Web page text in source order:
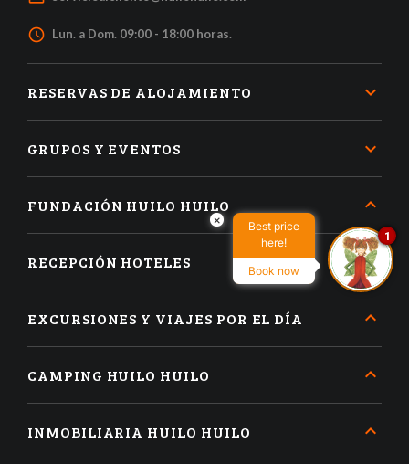
access_time Lun. a Dom. 09:00 - 18:00 horas.
RESERVAS DE ALOJAMIENTO
GRUPOS Y EVENTOS
FUNDACIÓN HUILO HUILO
RECEPCIÓN HOTELES
EXCURSIONES Y VIAJES POR EL DÍA
CAMPING HUILO HUILO
INMOBILIARIA HUILO HUILO
×
Best price
here!
Book now
1